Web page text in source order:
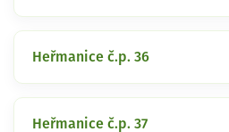
Heřmanice č.p. 36
Heřmanice č.p. 37